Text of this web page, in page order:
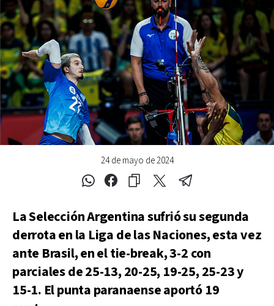
24 de mayo de 2024
La Selección Argentina sufrió su segunda
derrota en la Liga de las Naciones, esta vez
ante Brasil, en el tie-break, 3-2 con
parciales de 25-13, 20-25, 19-25, 25-23 y
15-1. El punta paranaense aportó 19